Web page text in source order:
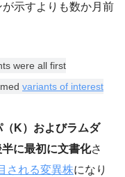
示すよりも数か月前
were all first
variants of interest
（Κ）およびラムダ
に最初に文書化さ
される変異株になり